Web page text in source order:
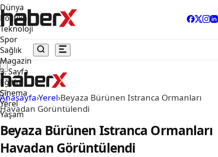
Dünya
Politika
Teknoloji
Spor
Sağlık
Magazin
3. Sayfa
Eğitim
Sinema
Yerel
Yaşam
Anasayfa›Yerel›Beyaza Bürünen Istranca Ormanları
Havadan Görüntülendi
Beyaza Bürünen Istranca Ormanları
Havadan Görüntülendi